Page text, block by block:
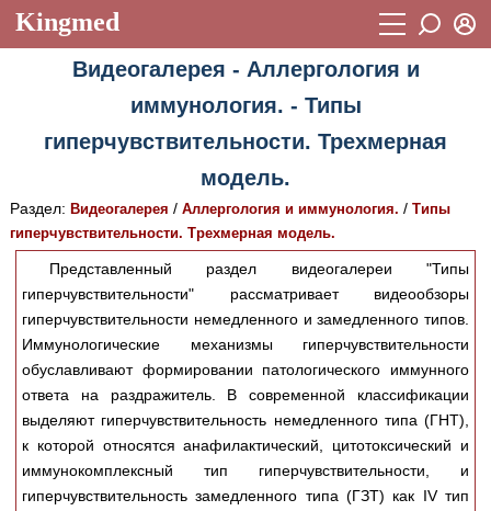
Kingmed
Учебный материал
Видеогалерея 899
Истории болезней 1268
Лекции и презентации 2474
Аккредитационные тесты (6)
Методические рекомендации
Научно-популярное
Статьи
Новости
Медицинская стандартизация
Регистрация
Вход
Видеогалерея - Аллергология и
иммунология. - Типы
гиперчувствительности. Трехмерная
модель.
Раздел: Видеогалерея / Аллергология и иммунология. / Типы
гиперчувствительности. Трехмерная модель.
Представленный раздел видеогалереи "Типы
гиперчувствительности" рассматривает видеообзоры
гиперчувствительности немедленного и замедленного типов.
Иммунологические механизмы гиперчувствительности
обуславливают формировании патологического иммунного
ответа на раздражитель. В современной классификации
выделяют гиперчувствительность немедленного типа (ГНТ),
к которой относятся анафилактический, цитотоксический и
иммунокомплексный тип гиперчувствительности, и
гиперчувствительность замедленного типа (ГЗТ) как IV тип